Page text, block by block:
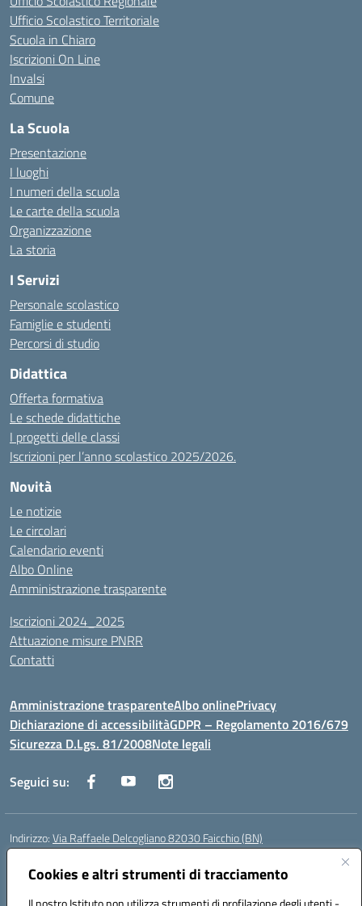
Cookies e altri strumenti di tracciamento
Ufficio Scolastico Territoriale
Scuola in Chiaro
Iscrizioni On Line
Invalsi
Comune
La Scuola
Presentazione
I luoghi
I numeri della scuola
Le carte della scuola
Organizzazione
La storia
I Servizi
Personale scolastico
Famiglie e studenti
Percorsi di studio
Didattica
Offerta formativa
Le schede didattiche
I progetti delle classi
Iscrizioni per l’anno scolastico 2025/2026.
Novità
Le notizie
Le circolari
Calendario eventi
Albo Online
Amministrazione trasparente
Iscrizioni 2024_2025
Attuazione misure PNRR
Contatti
Amministrazione trasparenteAlbo onlinePrivacy
Dichiarazione di accessibilitàGDPR – Regolamento 2016/679
Sicurezza D.Lgs. 81/2008Note legali
Seguici su:
Indirizzo:Via Raffaele Delcogliano 82030 Faicchio (BN)
Centralino:
Posta elettronica certificata (PEC):bnis02300v@pec.istruzione.it
Codice fiscale: 90003320620